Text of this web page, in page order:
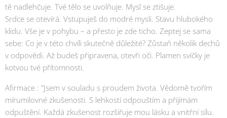
tě nadlehčuje. Tvé tělo se uvolňuje. Mysl se ztišuje.
Srdce se otevírá. Vstupuješ do modré mysli. Stavu hlubokého
klidu. Vše je v pohybu – a přesto je zde ticho. Zeptej se sama
sebe: Co je v této chvíli skutečně důležité? Zůstaň několik dechů
v odpovědi. Až budeš připravena, otevři oči. Plamen svíčky je
kotvou tvé přítomnosti.
Afirmace : "Jsem v souladu s proudem života. Vědomě tvořím
mírumilovné zkušenosti. S lehkostí odpouštím a přijímám
odpuštění. Každá zkušenost rozšiřuje mou lásku a vnitřní sílu.